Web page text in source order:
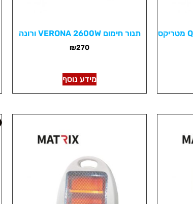
תנור חימום QUARTZ 2400W מטריקס
תנור חימום VERONA 2600W ורונה
₪270
מידע נוסף